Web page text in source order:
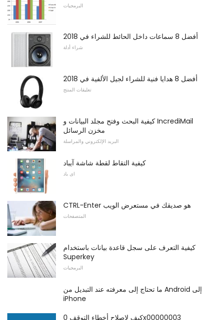
البرمجيات
أفضل 8 سماعات داخل الحائط للشراء في 2018
شراء أدلة
أفضل 8 هدايا فنية للشراء لجيل الألفية في 2018
تعليقات المنتج
كيفية البحث وفتح مجلد البيانات و IncrediMail
مخزن الرسائل
البريد الإلكتروني والمراسلة
كيفية التقاط لقطة شاشة آيباد
اى باد
CTRL-Enter هو صديقك في مستعرض الويب
المتصفحات
كيفية التعرف على سجل قاعدة بيانات باستخدام
Superkey
البرمجيات
ما تحتاج إلى معرفته عند التبديل من Android إلى
iPhone
كيف لاصلاح أخطاء التوقف 0x00000003